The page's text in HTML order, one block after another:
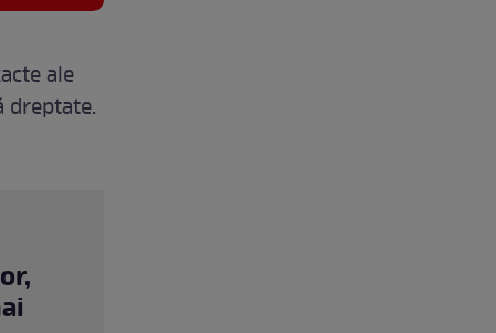
ale
dreptate.